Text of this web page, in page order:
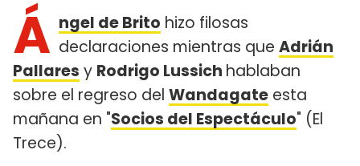
Á ngel de Brito hizo filosas
declaraciones mientras que Adrián
Pallares y Rodrigo Lussich hablaban
sobre el regreso del Wandagate esta
mañana en "Socios del Espectáculo" (El
Trece).